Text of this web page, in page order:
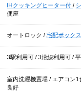
IHクッキングヒーター付 /
便座
オートロック /宅配ボックス
3駅利用可 /3沿線利用可 /
室内洗濯機置場 / エアコン1
良好